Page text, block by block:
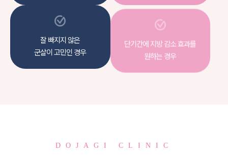
잘 빠지지 않은
군살이 고민인 경우
단기간에 지방 감소 효과를
원하는 경우
DOJAGI CLINIC